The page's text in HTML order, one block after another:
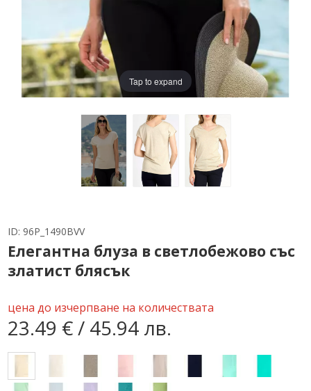
Tap to expand
ID: 96P_1490BVV
Елегантна блуза в светлобежово със
златист блясък
цена до изчерпване на количествата
23.49 € / 45.94 лв.